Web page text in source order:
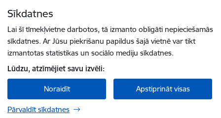
Sīkdatnes
Lai šī tīmekļvietne darbotos, tā izmanto obligāti nepieciešamās
sīkdatnes. Ar Jūsu piekrišanu papildus šajā vietnē var tikt
izmantotas statistikas un sociālo mediju sīkdatnes.
Lūdzu, atzīmējiet savu izvēli:
Noraidīt Apstiprināt visas
Pārvaldīt sīkdatnes